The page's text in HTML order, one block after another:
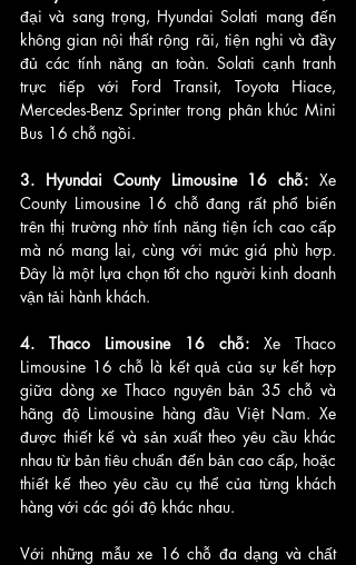
đại và sang trọng, Hyundai Solati mang đến
không gian nội thất rộng rãi, tiện nghi và đầy
đủ các tính năng an toàn. Solati cạnh tranh
trực tiếp với Ford Transit, Toyota Hiace,
Mercedes-Benz Sprinter trong phân khúc Mini
Bus 16 chỗ ngồi.
3. Hyundai County Limousine 16 chỗ: Xe
County Limousine 16 chỗ đang rất phổ biến
trên thị trường nhờ tính năng tiện ích cao cấp
mà nó mang lại, cùng với mức giá phù hợp.
Đây là một lựa chọn tốt cho người kinh doanh
vận tải hành khách.
4. Thaco Limousine 16 chỗ: Xe Thaco
Limousine 16 chỗ là kết quả của sự kết hợp
giữa dòng xe Thaco nguyên bản 35 chỗ và
hãng độ Limousine hàng đầu Việt Nam. Xe
được thiết kế và sản xuất theo yêu cầu khác
nhau từ bản tiêu chuẩn đến bản cao cấp, hoặc
thiết kế theo yêu cầu cụ thể của từng khách
hàng với các gói độ khác nhau.
Với những mẫu xe 16 chỗ đa dạng và chất